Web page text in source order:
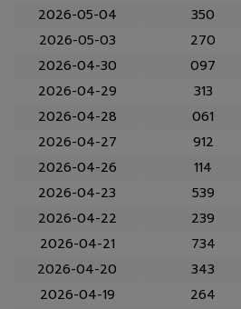
2026-05-04
350
2026-05-03
270
2026-04-30
097
2026-04-29
313
2026-04-28
061
2026-04-27
912
2026-04-26
114
2026-04-23
539
2026-04-22
239
2026-04-21
734
2026-04-20
343
2026-04-19
264